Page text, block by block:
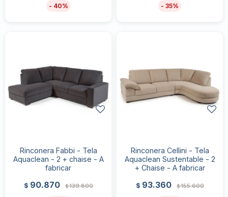
40 35
Rinconera Fabbi - Tela
Aquaclean - 2 + chaise - A
fabricar
$ 90.870 $139.800
Rinconera Cellini - Tela
Aquaclean Sustentable - 2
+ Chaise - A fabricar
$ 93.360 $155.600